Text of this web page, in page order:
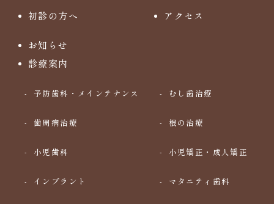
初診の方へ アクセス
お知らせ
診療案内
予防歯科・メインテナンス むし歯治療
歯周病治療 根の治療
小児歯科 小児矯正・成人矯正
インプラント マタニティ歯科